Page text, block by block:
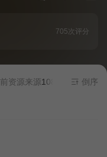
705次评分
源来源1080zyk - 在线播放,
倒序